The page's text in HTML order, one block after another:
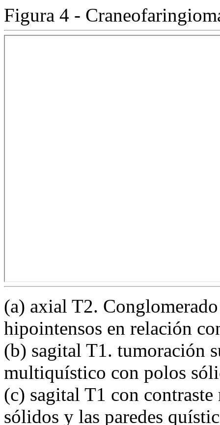
Figura 4 -
(a) axial T2.
hipointensos en relación
(b) sagital T1. tumoración
multiquístico con polos
(c) sagital T1 con
sólidos y las paredes